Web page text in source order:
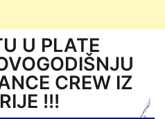
U PLATE
CREW IZ
!!!